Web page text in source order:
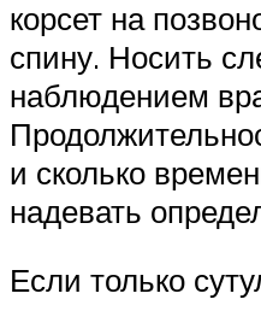
корсет на
спину. Носить
наблюдением
и сколько
надевать
Если только